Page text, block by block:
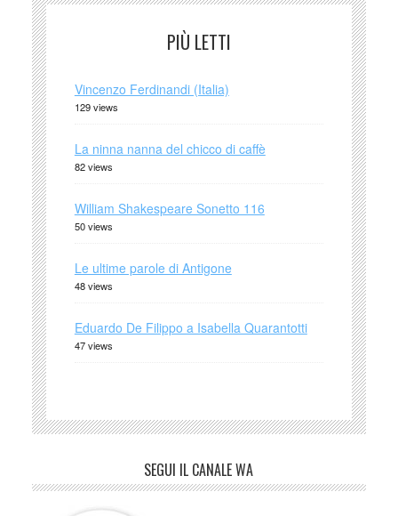
PIÙ LETTI
Vincenzo Ferdinandi (Italia)
129 views
La ninna nanna del chicco di caffè
82 views
William Shakespeare Sonetto 116
50 views
Le ultime parole di Antigone
48 views
Eduardo De Filippo a Isabella Quarantotti
47 views
SEGUI IL CANALE WA